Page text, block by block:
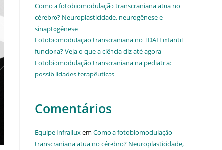
Como a fotobiomodulação transcraniana atua no
cérebro? Neuroplasticidade, neurogênese e
sinaptogênese
Fotobiomodulação transcraniana no TDAH infantil
funciona? Veja o que a ciência diz até agora
Fotobiomodulação transcraniana na pediatria:
possibilidades terapêuticas
Comentários
Equipe Infralluxem Como a fotobiomodulação
transcraniana atua no cérebro? Neuroplasticidade,